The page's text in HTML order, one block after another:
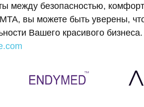
между безопасностью,
вы можете быть уверены,
Вашего красивого бизнеса.